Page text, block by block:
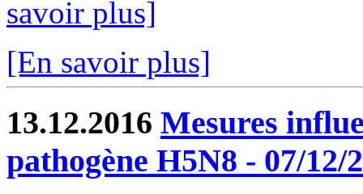
savoir plus]
[En savoir plus]
13.12.2016 Mesures
pathogène H5N8 - 07/12/